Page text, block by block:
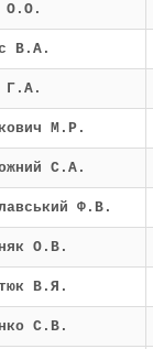
О.О.
В.А.
Г.А.
М.Р.
С.А.
Ф.В.
О.В.
В.Я.
С.В.